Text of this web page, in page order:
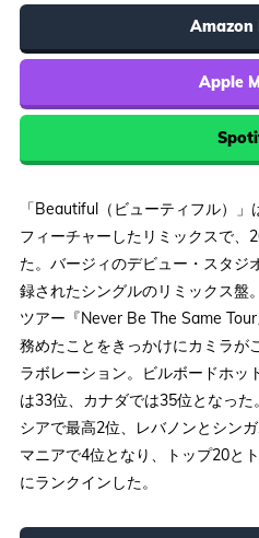
Amazon
Apple
「Beautiful（ビューティフル）
フィーチャーしたリミックスで、
た。バージィのデビュー・スタジ
録されたシングルのリミックス盤
ツアー『Never Be The Same
務めたことをきっかけにカミラが
ラボレーション。ビルボードホッ
は33位、カナダでは35位となっ
シアで最高2位、レバノンとシン
マニアで4位となり、トップ20と
にランクインした。